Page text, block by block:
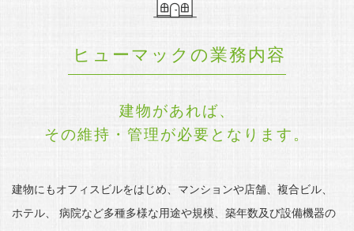
ヒューマックの業務内容
建物があれば、
その維持・管理が必要となります。
建物にもオフィスビルをはじめ、マンションや店舗、複合ビル、
ホテル、
病院など多種多様な用途や規模、築年数及び設備機器の